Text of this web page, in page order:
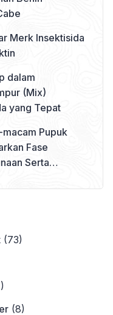
Merk Insektisida
dalam
(Mix)
yang Tepat
Pupuk
Fase
Serta
(73)
(8)